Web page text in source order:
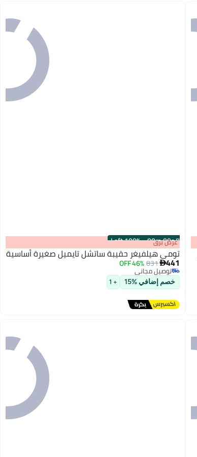
00m:00s
·
100% Left عرض برق
تومي هيلفيغر حقيبة ساتشل تايميل صغيرة أساسية
441
831
46% OFF
توصيل مجاني
توصيل مجاني
خصم إضافي %15 + 1